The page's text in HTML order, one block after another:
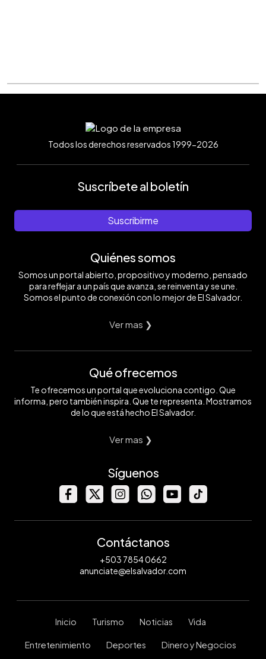
Todos los derechos reservados 1999-2026
Suscríbete al boletín
Suscribirme
Quiénes somos
Somos un portal abierto, propositivo y moderno, pensado
para reflejar a un país que avanza, se reinventa y se une.
Somos el punto de conexión con lo mejor de El Salvador.
Ver mas ❯
Qué ofrecemos
Te ofrecemos un portal que evoluciona contigo. Que
informa, pero también inspira. Que te representa. Mostramos
de lo que está hecho El Salvador.
Ver mas ❯
Síguenos
Contáctanos
+503 7854 0662
anunciate@elsalvador.com
Inicio Turismo Noticias Vida
Entretenimiento Deportes Dinero y Negocios